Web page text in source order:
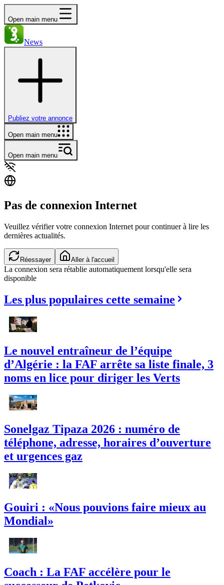
Open main menu
News
Publiez votre annonce
Open main menu
Open main menu
Pas de connexion Internet
Veuillez vérifier votre connexion Internet pour continuer à lire les
dernières actualités.
Réessayer Aller à l'accueil
La connexion sera rétablie automatiquement lorsqu'elle sera
disponible
Les plus populaires cette semaine
Le nouvel entraîneur de l’équipe
d’Algérie : la FAF arrête sa liste finale, 3
noms en lice pour diriger les Verts
Sonelgaz Tipaza 2026 : numéro de
téléphone, adresse, horaires d’ouverture
et urgences gaz
Gouiri : «Nous pouvions faire mieux au
Mondial»
Coach : La FAF accélère pour le